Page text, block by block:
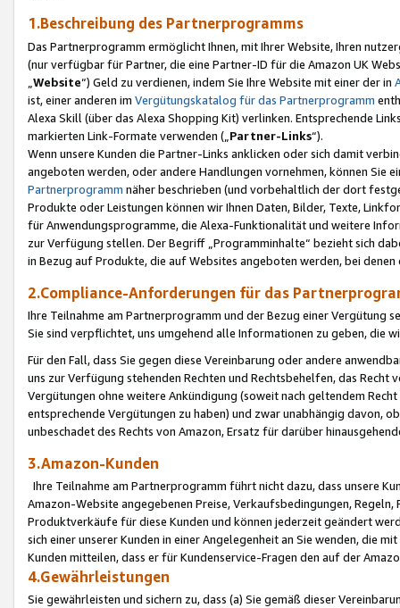
1.Beschreibung des Partnerprogramms
Das Partnerprogramm ermöglicht Ihnen, mit Ihrer Website, Ihren
(nur verfügbar für Partner, die eine Partner-ID für die Amazon UK
Website“) Geld zu verdienen, indem Sie Ihre Website mit einer der in
ist, einer anderen im Vergütungskatalog für das Partnerprogramm
Alexa Skill (über das Alexa Shopping Kit) verlinken. Entsprechende
markierten Link-Formate verwenden („ Partner-Links“).
Wenn unsere Kunden die Partner-Links anklicken oder sich damit
angeboten werden, oder andere Handlungen vornehmen, können Sie
Partnerprogramm näher beschrieben (und vorbehaltlich der dort
Produkte oder Leistungen können wir Ihnen Daten, Bilder, Texte,
für Anwendungsprogramme, die Alexa-Funktionalität und weitere
zur Verfügung stellen. Der Begriff „Programminhalte“ bezieht sich
in Bezug auf Produkte, die auf Websites angeboten werden, bei
2.Compliance-Anforderungen für das
Ihre Teilnahme am Partnerprogramm und der Bezug einer Vergütung
Sie sind verpflichtet, uns umgehend alle Informationen zu geben, die
Für den Fall, dass Sie gegen diese Vereinbarung oder andere
uns zur Verfügung stehenden Rechten und Rechtsbehelfen, das
Vergütungen ohne weitere Ankündigung (soweit nach geltendem
entsprechende Vergütungen zu haben) und zwar unabhängig davon,
unbeschadet des Rechts von Amazon, Ersatz für darüber
3.Amazon-Kunden
Ihre Teilnahme am Partnerprogramm führt nicht dazu, dass unsere
Amazon-Website angegebenen Preise, Verkaufsbedingungen,
Produktverkäufe für diese Kunden und können jederzeit geändert
sich einer unserer Kunden in einer Angelegenheit an Sie wenden, die
Kunden mitteilen, dass er für Kundenservice-Fragen den auf der
4.Gewährleistungen
Sie gewährleisten und sichern zu, dass (a) Sie gemäß dieser